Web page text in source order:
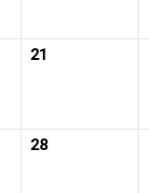
21
28